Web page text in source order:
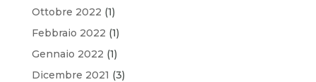
Ottobre 2022 (1)
Febbraio 2022 (1)
Gennaio 2022 (1)
Dicembre 2021 (3)